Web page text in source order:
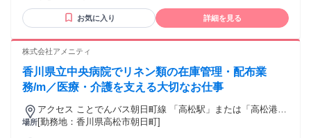
お気に入り 詳細を見る
株式会社アメニティ
香川県立中央病院でリネン類の在庫管理・配布業
務/m／医療・介護を支える大切なお仕事
場所
アクセス ことでんバス朝日町線 「高松駅」または「高松港」
または「県民ホール」から「県立中央病院・朝日町」行き
[勤務地：香川県高松市朝日町]